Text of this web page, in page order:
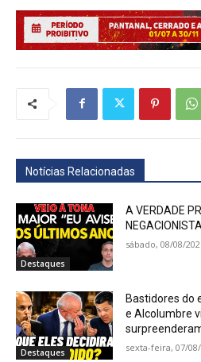
Notícias Relacionadas
Destaques
A VERDADE
sábado, 08/08/
Destaques
Bastidores do
e Alcolumbre
sexta-feira, 07/